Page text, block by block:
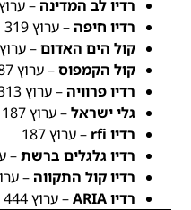
רדיו לב המדינה – ערוץ
רדיו חיפה – ערוץ 319
קול הים האדום– ערוץ
קול הקמפוס– ערוץ 187
רדיו פרוויה – ערוץ 313
גלי ישראל– ערוץ 187
רדיו rfi
– ערוץ 187
רדיו גלגלים ברשת–
רדיו קול התקווה – ערוץ
רדיו ARIA
– ערוץ 444